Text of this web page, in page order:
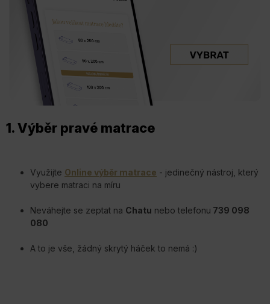
1. Výběr pravé matrace
Využijte Online výběr matrace - jedinečný nástroj, který
vybere matraci na míru
Neváhejte se zeptat na Chatu nebo telefonu 739 098
080
A to je vše, žádný skrytý háček to nemá :)